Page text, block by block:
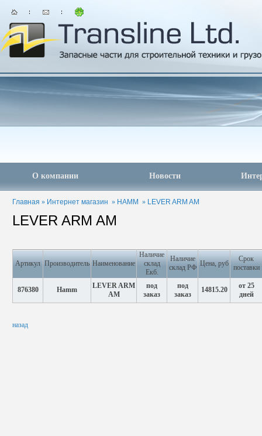
О компании Новости
Главная » Интернет магазин » HAMM » LEVER ARM AM
LEVER ARM AM
Артикул Производитель Наименование
Наличие
склад
Екб.
Наличие
склад РФ Цена, руб
Срок
поставки
876380 Hamm
LEVER ARM
AM
под
заказ
под
заказ
14815.20
от 25
дней
назад